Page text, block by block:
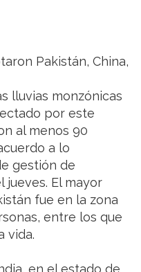
Pakistán, China,
lluvias monzónicas
por este
al menos 90
a lo
gestión de
jueves. El mayor
fue en la zona
entre los que
vida.
en el estado de